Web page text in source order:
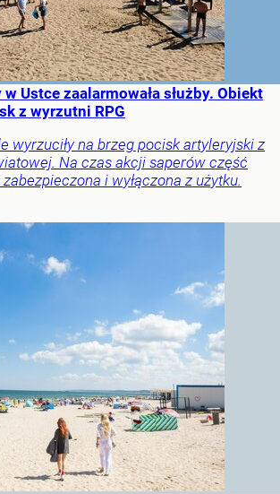
Ustce zaalarmowała służby. Obiekt
z wyrzutni RPG
wyrzuciły na brzeg pocisk artyleryjski z
Na czas akcji saperów część
i wyłączona z użytku.